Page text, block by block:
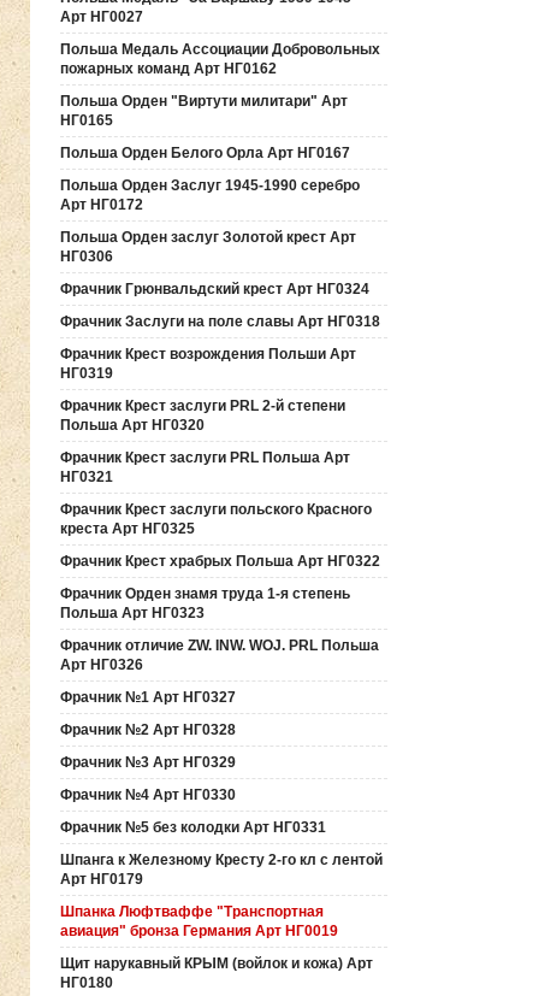
Арт НГ0027
Польша Медаль Ассоциации Добровольных
пожарных команд Арт НГ0162
Польша Орден "Виртути милитари" Арт
НГ0165
Польша Орден Белого Орла Арт НГ0167
Польша Орден Заслуг 1945-1990 серебро
Арт НГ0172
Польша Орден заслуг Золотой крест Арт
НГ0306
Фрачник Грюнвальдский крест Арт НГ0324
Фрачник Заслуги на поле славы Арт НГ0318
Фрачник Крест возрождения Польши Арт
НГ0319
Фрачник Крест заслуги PRL 2-й степени
Польша Арт НГ0320
Фрачник Крест заслуги PRL Польша Арт
НГ0321
Фрачник Крест заслуги польского Красного
креста Арт НГ0325
Фрачник Крест храбрых Польша Арт НГ0322
Фрачник Орден знамя труда 1-я степень
Польша Арт НГ0323
Фрачник отличие ZW. INW. WOJ. PRL Польша
Арт НГ0326
Фрачник №1 Арт НГ0327
Фрачник №2 Арт НГ0328
Фрачник №3 Арт НГ0329
Фрачник №4 Арт НГ0330
Фрачник №5 без колодки Арт НГ0331
Шпанга к Железному Кресту 2-го кл с лентой
Арт НГ0179
Шпанка Люфтваффе "Транспортная
авиация" бронза Германия Арт НГ0019
Щит нарукавный КРЫМ (войлок и кожа) Арт
НГ0180